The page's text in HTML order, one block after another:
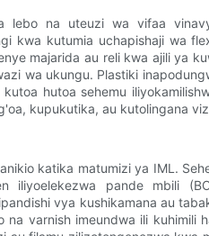
lebo na uteuzi wa vifaa
kwa kutumia uchapishaji wa
majarida au reli kwa ajili ya
wa ukungu. Plastiki
hutoa sehemu
kupukutika, au kutolingana
katika matumizi ya IML.
iliyoelekezwa pande mbili
vya kushikamana au
na varnish imeundwa ili kuhimili